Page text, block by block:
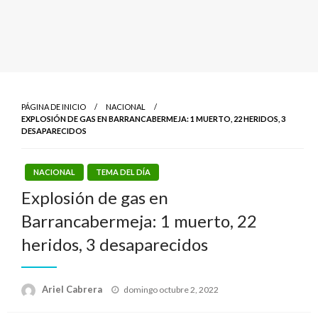
PÁGINA DE INICIO
NACIONAL
EXPLOSIÓN DE GAS EN BARRANCABERMEJA: 1 MUERTO, 22 HERIDOS, 3
DESAPARECIDOS
NACIONAL TEMA DEL DÍA
Explosión de gas en
Barrancabermeja: 1 muerto, 22
heridos, 3 desaparecidos
Ariel Cabrera
Publicado
domingo octubre 2, 2022